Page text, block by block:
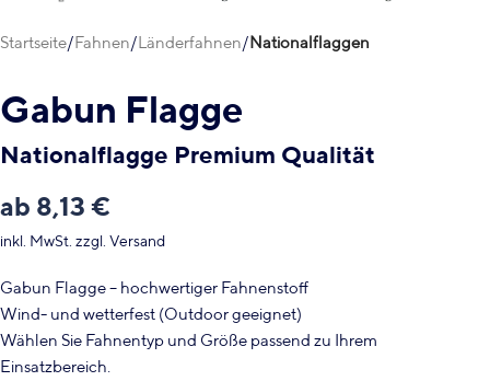
Startseite Fahnen Länderfahnen Nationalflaggen
Gabun Flagge
Nationalflagge Premium Qualität
ab 8,13 €
inkl. MwSt. zzgl. Versand
Gabun Flagge – hochwertiger Fahnenstoff
Wind- und wetterfest (Outdoor geeignet)
Wählen Sie Fahnentyp und Größe passend zu Ihrem
Einsatzbereich.